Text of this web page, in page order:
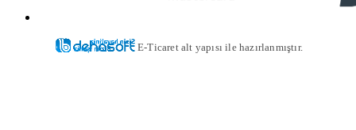
E-Ticaret alt yapısı ile hazırlanmıştır.